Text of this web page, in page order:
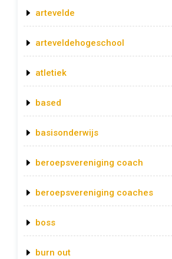
artevelde
arteveldehogeschool
atletiek
based
basisonderwijs
beroepsvereniging coach
beroepsvereniging coaches
boss
burn out